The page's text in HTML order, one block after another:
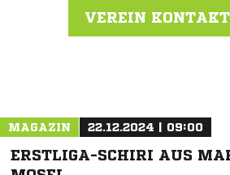
VEREIN
MAGAZIN 22.12.2024 | 09:00
ERSTLIGA-SCHIRI AUS